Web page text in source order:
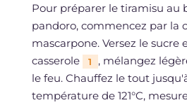
Pour préparer le tiramisu au
pandoro, commencez par la
mascarpone. Versez le sucre
casserole
1
, mélangez
le feu. Chauffez le tout
température de 121°C,